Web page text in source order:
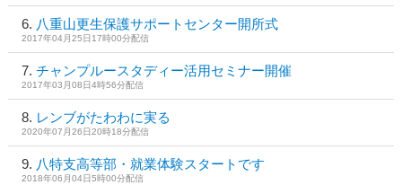
八重山更生保護サポートセンター開所式
2017年04月25日17時00分配信
チャンプルースタディー活用セミナー開催
2017年03月08日4時56分配信
レンブがたわわに実る
2020年07月26日20時18分配信
八特支高等部・就業体験スタートです
2018年06月04日5時00分配信